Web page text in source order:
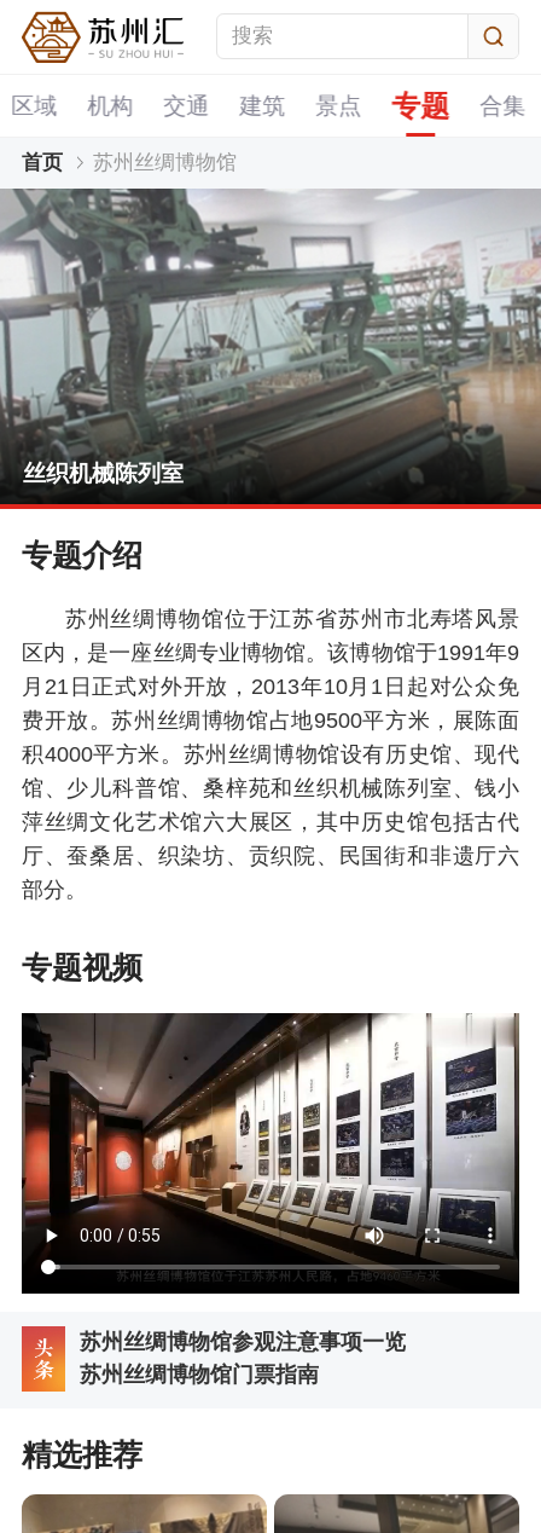
区域 机构 交通 建筑 景点 专题 合集
首页 苏州丝绸博物馆
丝织机械陈列室
苏州丝绸博物馆
苏州丝绸博物馆丝绸历史
苏州丝绸博物馆丝绸非遗技艺
丝织机械陈列室
苏州丝绸博物馆
专题介绍
苏州丝绸博物馆位于江苏省苏州市北寿塔风景
区内，是一座丝绸专业博物馆。该博物馆于1991年9
月21日正式对外开放，2013年10月1日起对公众免
费开放。苏州丝绸博物馆占地9500平方米，展陈面
积4000平方米。苏州丝绸博物馆设有历史馆、现代
馆、少儿科普馆、桑梓苑和丝织机械陈列室、钱小
萍丝绸文化艺术馆六大展区，其中历史馆包括古代
厅、蚕桑居、织染坊、贡织院、民国街和非遗厅六
部分。
专题视频
苏州丝绸博物馆参观注意事项一览
苏州丝绸博物馆门票指南
精选推荐